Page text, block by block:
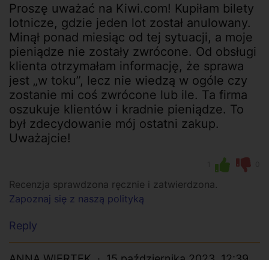
Proszę uważać na Kiwi.com! Kupiłam bilety
lotnicze, gdzie jeden lot został anulowany.
Minął ponad miesiąc od tej sytuacji, a moje
pieniądze nie zostały zwrócone. Od obsługi
klienta otrzymałam informację, że sprawa
jest „w toku”, lecz nie wiedzą w ogóle czy
zostanie mi coś zwrócone lub ile. Ta firma
oszukuje klientów i kradnie pieniądze. To
był zdecydowanie mój ostatni zakup.
Uważajcie!
Recenzja sprawdzona ręcznie i zatwierdzona.
Zapoznaj się z naszą polityką
Reply